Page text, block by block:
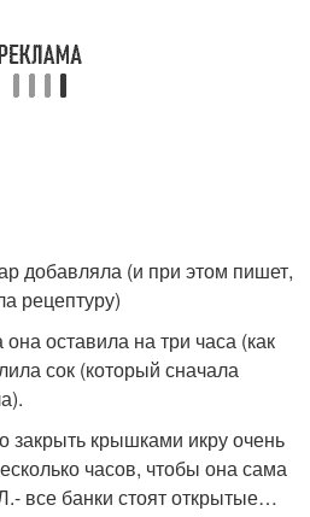
добавляла (и при этом пишет,
рецептуру)
оставила на три часа (как
сок (который сначала
закрыть крышками икру очень
часов, чтобы она сама
все банки стоят открытые…